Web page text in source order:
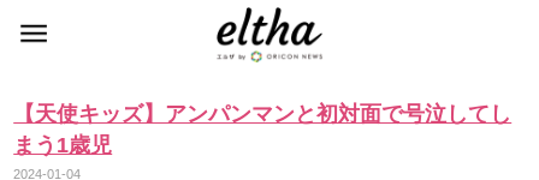
【天使キッズ】アンパンマンと初対面で号泣してし
まう1歳児
2024-01-04